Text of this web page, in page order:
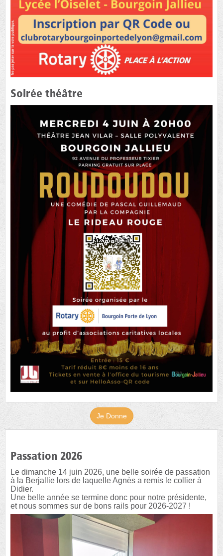
Soirée théâtre
Je Donne
Passation 2026
Le dimanche 14 juin 2026, une belle soirée de passation
à la Berjallie lors de laquelle Agnès a remis le collier à
Didier.
Une belle année se termine donc pour notre présidente,
et nous sommes sur de bons rails pour 2026-2027 !